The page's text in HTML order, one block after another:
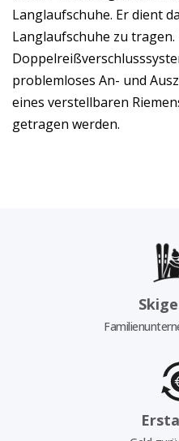
Langlaufschuhe. Er dient
Langlaufschuhe zu tragen.
problemloses An- und
eines verstellbaren
getragen werden.